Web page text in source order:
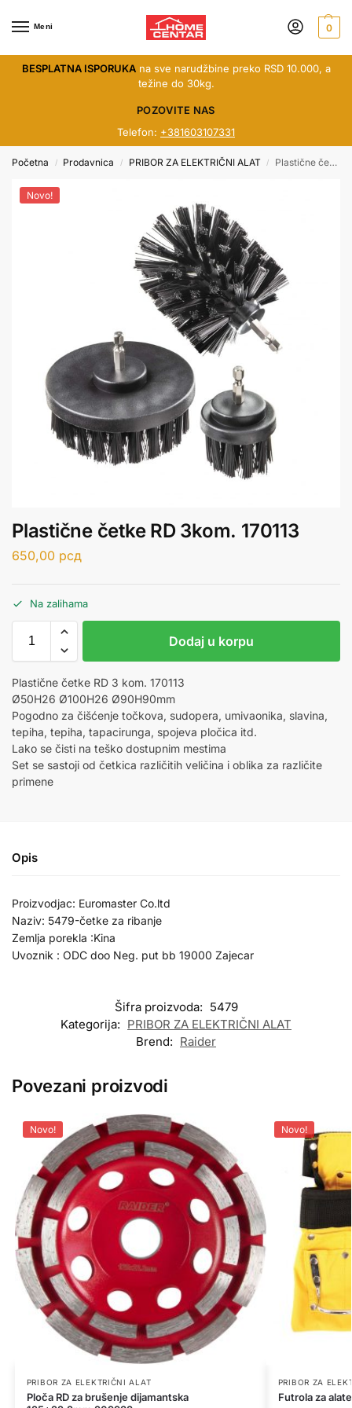
Meni 0
BESPLATNA ISPORUKAna sve narudžbine preko RSD 10.000, a
težine do 30kg.
POZOVITE NAS
Telefon: +381603107331
Početna / Prodavnica / PRIBOR ZA ELEKTRIČNI ALAT / Plastične četke RD 3kom. 170113
Novo!
Plastične četke RD 3kom. 170113
650,00 рсд
Na zalihama
Dodaj u korpu
Plastične četke RD 3 kom. 170113
Ø50H26 Ø100H26 Ø90H90mm
Pogodno za čišćenje točkova, sudopera, umivaonika, slavina,
tepiha, tepiha, tapacirunga, spojeva pločica itd.
Lako se čisti na teško dostupnim mestima
Set se sastoji od četkica različitih veličina i oblika za različite
primene
Opis
Proizvodjac: Euromaster Co.ltd
Naziv: 5479-četke za ribanje
Zemlja porekla :Kina
Uvoznik : ODC doo Neg. put bb 19000 Zajecar
Šifra proizvoda: 5479
Kategorija: PRIBOR ZA ELEKTRIČNI ALAT
Brend: Raider
Povezani proizvodi
Novo!
PRIBOR ZA ELEKTRIČNI ALAT
Ploča RD za brušenje dijamantska
Novo!
PRIBOR ZA
Futrola za